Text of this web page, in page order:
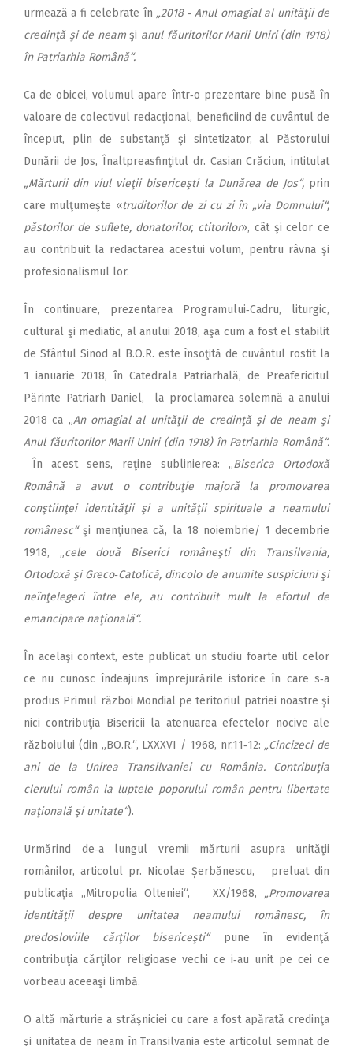
urmează a fi celebrate în „2018 ‑ Anul omagial al unităţii de
credinţă şi de neamşi anul făuritorilor Marii Uniri (din 1918)
în Patriarhia Română“.
Ca de obicei, volumul apare într‑o prezentare bine pusă în
valoare de colectivul redacţional, beneficiind de cuvântul de
început, plin de substanţă şi sintetizator, al Păstorului
Dunării de Jos, Înaltpreasfinţitul dr. Casian Crăciun, intitulat
„Mărturii din viul vieţii bisericeşti la Dunărea de Jos“, prin
care mulţumeşte «truditorilor de zi cu zi în „via Domnului“,
păstorilor de suflete, donatorilor, ctitorilor», cât şi celor ce
au contribuit la redactarea acestui volum, pentru râvna şi
profesionalismul lor.
În continuare, prezentarea Programului‑Cadru, liturgic,
cultural şi mediatic, al anului 2018, aşa cum a fost el stabilit
de Sfântul Sinod al B.O.R. este însoţită de cuvântul rostit la
1 ianuarie 2018, în Catedrala Patriarhală, de Preafericitul
Părinte Patriarh Daniel, la proclamarea solemnă a anului
2018 ca „An omagial al unităţii de credinţă şi de neam şi
Anul făuritorilor Marii Uniri (din 1918) în Patriarhia Română“.
În acest sens, reţine sublinierea: „Biserica Ortodoxă
Română a avut o contribuţie majoră la promovarea
conştiinţei identităţii şi a unităţii spirituale a neamului
românesc“şi menţiunea că, la 18 noiembrie/ 1 decembrie
1918, „cele două Biserici româneşti din Transilvania,
Ortodoxă şi Greco‑Catolică, dincolo de anumite suspiciuni şi
neînţelegeri între ele, au contribuit mult la efortul de
emancipare naţională“.
În acelaşi context, este publicat un studiu foarte util celor
ce nu cunosc îndeajuns împrejurările istorice în care s‑a
produs Primul război Mondial pe teritoriul patriei noastre şi
nici contribuţia Bisericii la atenuarea efectelor nocive ale
războiului (din „BO.R.“, LXXXVI / 1968, nr.11‑12: „Cincizeci de
ani de la Unirea Transilvaniei cu România. Contribuţia
clerului român la luptele poporului român pentru libertate
naţională şi unitate“).
Urmărind de‑a lungul vremii mărturii asupra unităţii
românilor, artico­lul pr. Nicolae Șerbănescu, preluat din
publicaţia „Mitropolia Olteniei“, XX/1968, „Promovarea
identităţii de­spre unitatea neamului ro­­­mânesc, în
predosloviile cărţilor bisericeşti“pune în evidenţă
contribuţia căr­ţilor religioase vechi ce i‑au unit pe cei ce
vorbeau aceeaşi limbă.
O altă mărturie a străşniciei cu care a fost apărată credinţa
şi unitatea de neam în Transilvania este articolul semnat de